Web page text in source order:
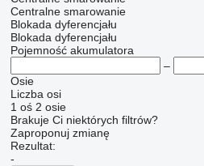
Centralne smarowanie
Blokada dyferencjału
Blokada dyferencjału
Pojemność akumulatora
–
Osie
Liczba osi
1 oś 2 osie
Brakuje Ci niektórych filtrów?
Zaproponuj zmianę
Rezultat:
-